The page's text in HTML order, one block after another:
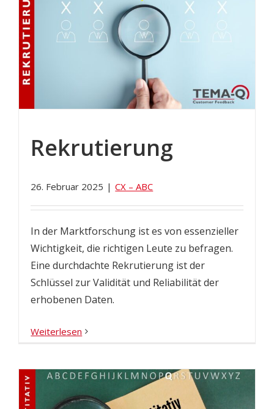
Rekrutierung
26. Februar 2025 | CX – ABC
In der Marktforschung ist es von essenzieller
Wichtigkeit, die richtigen Leute zu befragen.
Eine durchdachte Rekrutierung ist der
Schlüssel zur Validität und Reliabilität der
erhobenen Daten.
Weiterlesen